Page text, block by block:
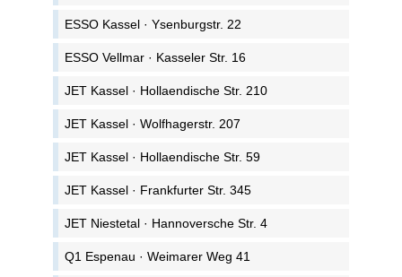
ESSO Kassel · Ysenburgstr. 22
ESSO Vellmar · Kasseler Str. 16
JET Kassel · Hollaendische Str. 210
JET Kassel · Wolfhagerstr. 207
JET Kassel · Hollaendische Str. 59
JET Kassel · Frankfurter Str. 345
JET Niestetal · Hannoversche Str. 4
Q1 Espenau · Weimarer Weg 41